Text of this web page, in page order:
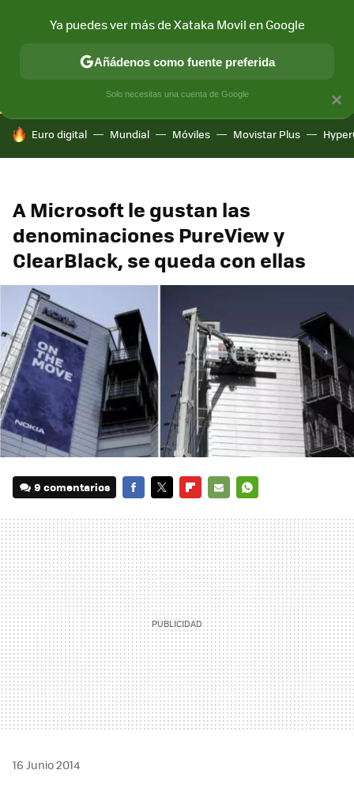
CONECTIVIDAD MÓVIL Y SOCIEDAD APLICACIONES
HOY SE HABLA DE
Euro digital Mundial Móviles Movistar Plus
A Microsoft le gustan las
denominaciones PureView y
ClearBlack, se queda con ellas
9 comentarios
MAIL
16 Junio 2014
×
Ya puedes ver más de Xataka Movil en Google
Añádenos como fuente preferida
Solo necesitas una cuenta de Google